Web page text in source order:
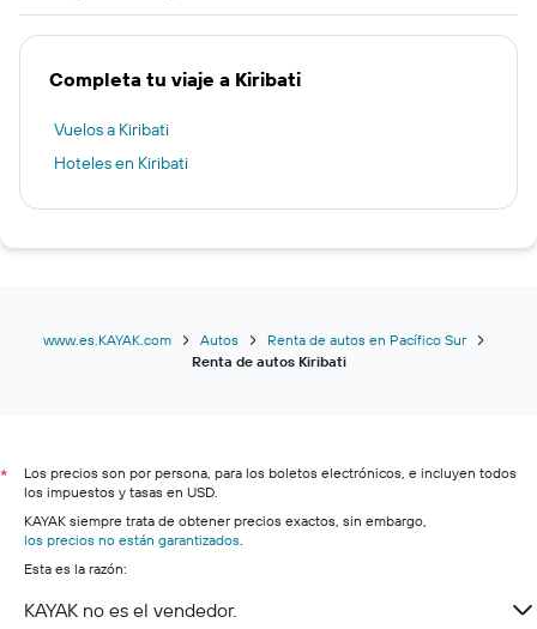
Completa tu viaje a Kiribati
Vuelos a Kiribati
Hoteles en Kiribati
www.es.KAYAK.com Autos
Renta de autos en Pacífico Sur
Renta de autos Kiribati
*
Los precios son por persona, para los boletos electrónicos, e incluyen todos
los impuestos y tasas en USD.
KAYAK siempre trata de obtener precios exactos, sin embargo,
los precios no están garantizados.
Esta es la razón:
KAYAK no es el vendedor.